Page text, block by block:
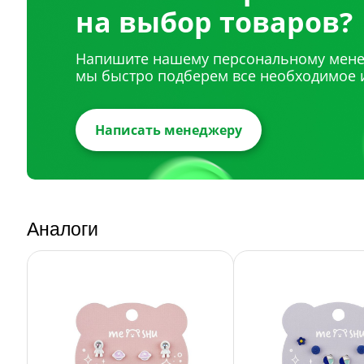
на выбор товаров?
Напишите нашему персональному
мы быстро подберем все
Написать менеджеру
Аналоги